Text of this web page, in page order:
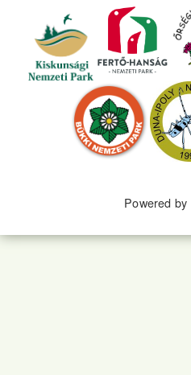
Powered by